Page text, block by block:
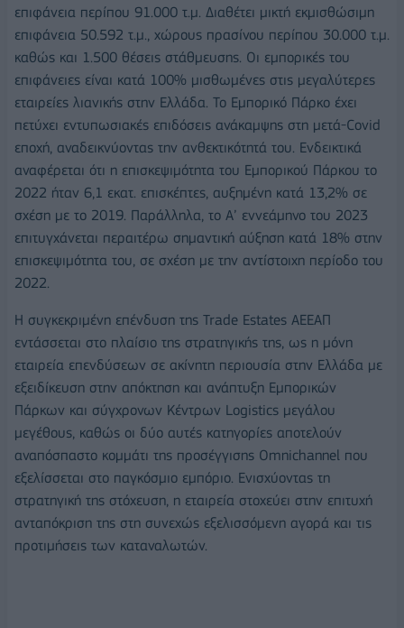
επιφάνεια περίπου 91.000 τ.μ. Διαθέτει μικτή εκμισθώσιμη
επιφάνεια 50.592 τ.μ., χώρους πρασίνου περίπου 30.000 τ.μ.
καθώς και 1.500 θέσεις στάθμευσης. Οι εμπορικές του
επιφάνειες είναι κατά 100% μισθωμένες στις μεγαλύτερες
εταιρείες λιανικής στην Ελλάδα. Το Εμπορικό Πάρκο έχει
πετύχει εντυπωσιακές επιδόσεις ανάκαμψης στη μετά-Covid
εποχή, αναδεικνύοντας την ανθεκτικότητά του. Ενδεικτικά
αναφέρεται ότι η επισκεψιμότητα του Εμπορικού Πάρκου το
2022 ήταν 6,1 εκατ. επισκέπτες, αυξημένη κατά 13,2% σε
σχέση με το 2019. Παράλληλα, το Α’ εννεάμηνο του 2023
επιτυγχάνεται περαιτέρω σημαντική αύξηση κατά 18% στην
επισκεψιμότητα του, σε σχέση με την αντίστοιχη περίοδο του
2022.
Η συγκεκριμένη επένδυση της Trade Estates ΑΕΕΑΠ
εντάσσεται στο πλαίσιο της στρατηγικής της, ως η μόνη
εταιρεία επενδύσεων σε ακίνητη περιουσία στην Ελλάδα με
εξειδίκευση στην απόκτηση και ανάπτυξη Εμπορικών
Πάρκων και σύγχρονων Κέντρων Logistics μεγάλου
μεγέθους, καθώς οι δύο αυτές κατηγορίες αποτελούν
αναπόσπαστο κομμάτι της προσέγγισης Omnichannel που
εξελίσσεται στο παγκόσμιο εμπόριο. Ενισχύοντας τη
στρατηγική της στόχευση, η εταιρεία στοχεύει στην επιτυχή
ανταπόκριση της στη συνεχώς εξελισσόμενη αγορά και τις
προτιμήσεις των καταναλωτών.